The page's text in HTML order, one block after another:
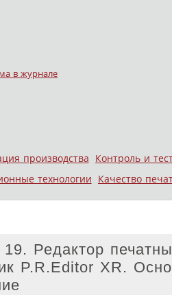
в журнале
производства Контроль и
технологии Качество
Редактор
P.R.Editor XR.